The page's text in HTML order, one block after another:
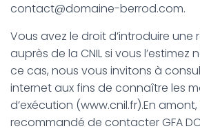
contact@domaine-berrod.com.
Vous avez le droit d’introduire une
auprès de la CNIL si vous l’estimez
ce cas, nous vous invitons à
internet aux fins de connaître les
d’exécution (www.cnil.fr).En amont,
recommandé de contacter GFA